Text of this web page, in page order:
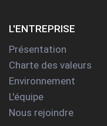
L'ENTREPRISE
Présentation
Charte des valeurs
Environnement
L'équipe
Nous rejoindre